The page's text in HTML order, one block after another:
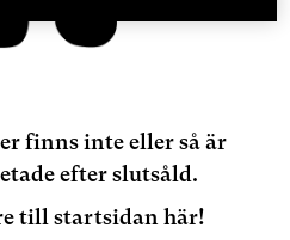
finns inte eller så är
efter slutsåld.
till startsidan här!